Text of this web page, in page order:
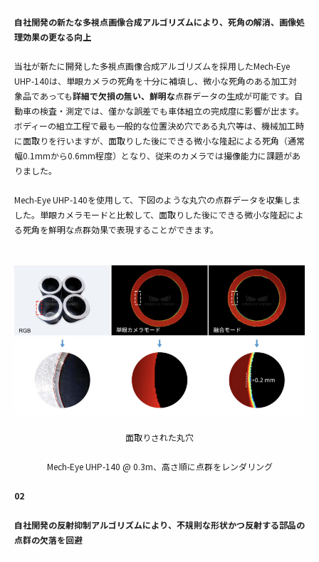
自社開発の新たな多視点画像合成アルゴリズムにより、死角の解消、画像処
理効果の更なる向上
当社が新たに開発した多視点画像合成アルゴリズムを採用したMech-Eye
UHP-140は、単眼カメラの死角を十分に補填し、微小な死角のある加工対
象品であっても詳細で欠損の無い、鮮明な点群データの生成が可能です。自
動車の検査・測定では、僅かな誤差でも車体組立の完成度に影響が出ます。
ボディーの組立工程で最も一般的な位置決め穴である丸穴等は、機械加工時
に面取りを行いますが、面取りした後にできる微小な隆起による死角（通常
幅0.1mmから0.6mm程度）となり、従来のカメラでは撮像能力に課題があ
りました。
Mech-Eye UHP-140を使用して、下図のような丸穴の点群データを収集しま
した。単眼カメラモードと比較して、面取りした後にできる微小な隆起によ
る死角を鮮明な点群効果で表現することができます。
面取りされた丸穴
Mech-Eye UHP-140 @ 0.3m、高さ順に点群をレンダリング
02
自社開発の反射抑制アルゴリズムにより、不規則な形状かつ反射する部品の
点群の欠落を回避